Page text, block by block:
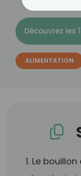
Découvrez les
ALIMENTATION
1. Le